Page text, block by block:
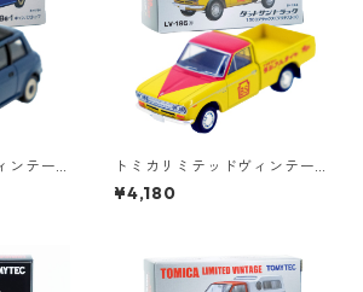
ンテー
Be-1 キ
トミカリミテッドヴィンテー
ジ LV-195a ダットサントラッ
ク 1300デラックス ブリヂス
¥4,180